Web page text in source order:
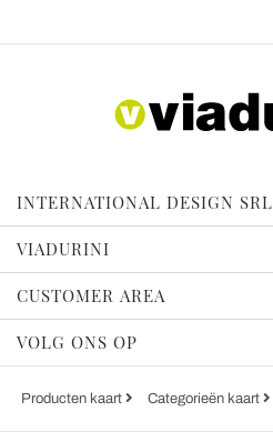
INTERNATIONAL DESIGN SRL
VIADURINI
CUSTOMER AREA
VOLG ONS OP
Producten kaart Categorieën kaart